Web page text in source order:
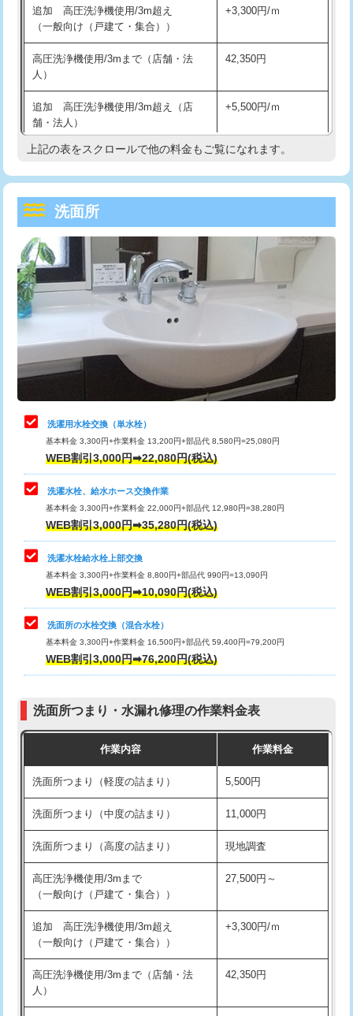
マス交換（深さ50㎝以上） 66,000円
コンクリート斫り（厚さ10㎝まで） 27,500円
コンクリート斫り（厚さ10㎝超え）
モルタル補修（厚さ10㎝まで）
モルタル補修（厚さ10㎝超え） 38,500円
洗面台設置 38,500円
追加人工
廃棄・処分 現場見積
※給水管工事は20mmまでの価格です。
持込商品取付（混合水栓） 16,500円
給水管工事※（ホール加工)
給水管工事※（バンド止め) 3,300円
給水管工事※（支持金具設置) 5,500円
給水管工事※（保温材使用（バンド止
め込み）)
5,500円
給水管工事※（土の掘削・埋め戻し作
業)
11,000円
給水管工事※（塩ビ管（VP・HI）使
用/3ｍまで)
33,000円
給水管工事※（塩ビ管（VP・HI）使
用（追加）/3ｍ超え)
給水管工事※（ライニング鋼管・銅
管・ポリ管・HT管使用/3ｍまで)
44,000円
給水管工事※（ライニング鋼管・銅
管・ポリ管・HT管使用/3ｍ超え)
排水管工事（土の掘削・埋め戻し作
業）
排水管工事（排水管工事/3ｍまで） 55,000円
排水管工事（追加 排水管工事/3ｍ超
え）
マス交換（土の掘削・埋め戻し作業）
マス交換（深さ50㎝未満）
マス交換（深さ50㎝以上）
モルタル補修（厚さ10㎝まで） 27,500円
モルタル補修（厚さ10㎝超え） 38,500円
洗面台設置 38,500円
バスタブ設置 現場見積
追加人工 16,500円
廃棄・処分
※給水管工事は20mmまでの価格です。
追加 高圧洗浄機使用/3m超え
（一般向け（戸建て・集合））
+3,300円/ｍ
高圧洗浄機使用/3mまで（店舗・法
人）
42,350円
追加 高圧洗浄機使用/3m超え（店
舗・法人）
+5,500円/ｍ
高度高圧洗浄換 現地調査
トーラー機使用/3mまで
追加トーラー機使用/3m超え +3,300円
カメラ調査 33,000円
桝清掃
止水・漏水調査・防水処理・清掃・修
理・調整・分解・加工など（軽作業）
11,000円
止水・漏水調査・防水処理・清掃・修
理・調整・分解・加工など（中作業）
22,000円
止水・漏水調査・防水処理・清掃・修
理・調整・分解・加工など（重作業）
33,000円
キッチンタンク脱着
その他部品の脱着
交換・取付（タンク）
交換・取付(単水栓（壁付・デッキ
式）)
交換・取付(混合水栓（壁付・デッキ
式・ワンホール）)
16,500円+材料費
（P/S/ポップアップ））
交換・取付（その他部品） 11,000円+材料費
持込商品取付（単水栓） 13,200円
持込商品取付（混合水栓） 16,500円
持込商品取付（浄水器・分岐水栓） 16,500円
給水管工事※（ホール加工) 16,500円
給水管工事※（バンド止め)
給水管工事※（支持金具設置) 5,500円
給水管工事※（保温材使用（バンド止
め込み）)
5,500円
給水管工事※（土の掘削・埋め戻し作
11,000円
上記の表をスクロールで他の料金もご覧になれます。
洗面所
洗濯用水栓交換（単水栓）
基本料金 3,300円+作業料金 13,200円+部品代 8,580円=25,080円
WEB割引3,000円➡22,080円(税込)
洗濯水栓、給水ホース交換作業
基本料金 3,300円+作業料金 22,000円+部品代 12,980円=38,280円
WEB割引3,000円➡35,280円(税込)
洗濯水栓給水栓上部交換
基本料金 3,300円+作業料金 8,800円+部品代 990円=13,090円
WEB割引3,000円➡10,090円(税込)
洗面所の水栓交換（混合水栓）
基本料金 3,300円+作業料金 16,500円+部品代 59,400円=79,200円
WEB割引3,000円➡76,200円(税込)
洗面所つまり・水漏れ修理の作業料金表
作業内容 作業料金
洗面所つまり（軽度の詰まり） 5,500円
洗面所つまり（中度の詰まり） 11,000円
洗面所つまり（高度の詰まり） 現地調査
高圧洗浄機使用/3mまで
（一般向け（戸建て・集合））
27,500円～
追加 高圧洗浄機使用/3m超え
（一般向け（戸建て・集合））
+3,300円/ｍ
高圧洗浄機使用/3mまで（店舗・法
人）
42,350円